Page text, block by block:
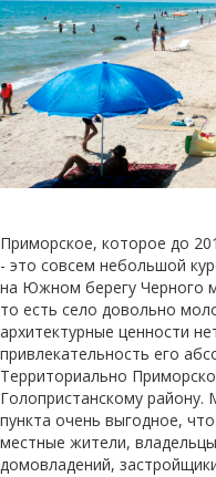
Приморское, которое до
- это совсем небольшой
на Южном берегу Черного
то есть село довольно
архитектурные ценности
привлекательность его
Территориально
Голопристанскому
пункта очень выгодное,
местные жители,
домовладений,